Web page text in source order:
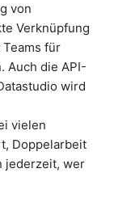
von
Verknüpfung
für
Auch die API-
wird
vielen
Doppelarbeit
jederzeit, wer